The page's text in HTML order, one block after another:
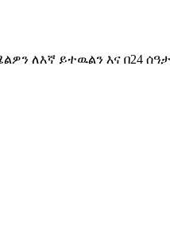
ለእኛ ይተዉልን እና በ24